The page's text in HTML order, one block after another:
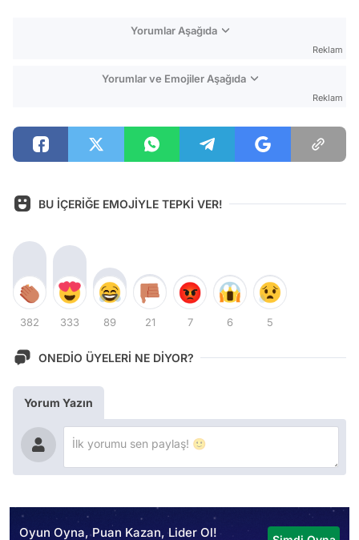
Yorumlar Aşağıda
Reklam
Yorumlar ve Emojiler Aşağıda
Reklam
BU İÇERİĞE EMOJİYLE TEPKİ VER!
382 333 89 21 7 6 5
ONEDİO ÜYELERİ NE DİYOR?
Yorum Yazın
Oyun Oyna, Puan Kazan, Lider Ol!